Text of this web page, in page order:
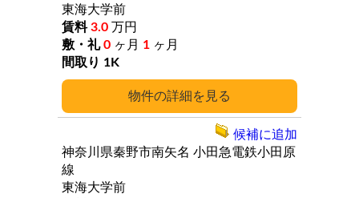
詳細
東海大学前
3.0 万円
0 ヶ月 1 ヶ月
1K
神奈川県秦野市南矢名 小田急電鉄小田原
線
東海大学前
候補に追加